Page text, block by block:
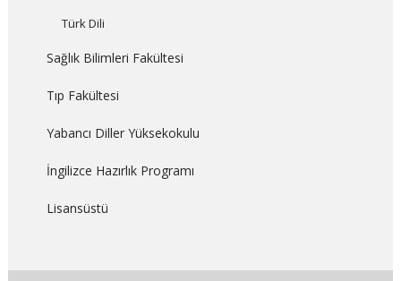
Türk Dili
Sağlık Bilimleri Fakültesi
Tıp Fakültesi
Yabancı Diller Yüksekokulu
İngilizce Hazırlık Programı
Lisansüstü